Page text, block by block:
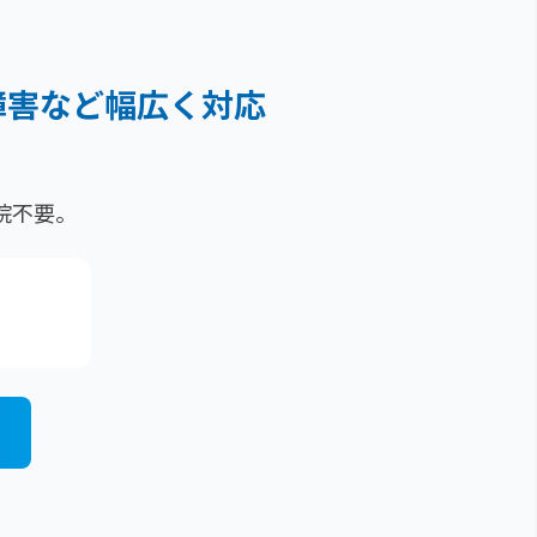
など幅広く対応
要。